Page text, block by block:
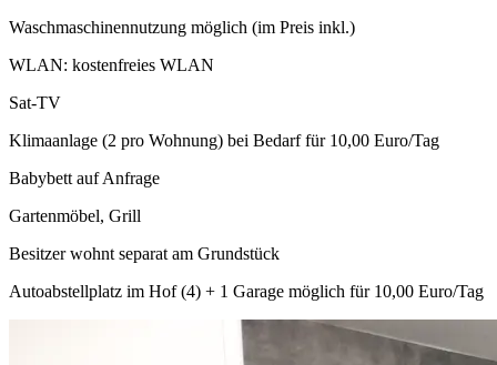
Waschmaschinennutzung möglich (im Preis inkl.)
WLAN: kostenfreies WLAN
Sat-TV
Klimaanlage (2 pro Wohnung) bei Bedarf für 10,00 Euro/Tag
Babybett auf Anfrage
Gartenmöbel, Grill
Besitzer wohnt separat am Grundstück
Autoabstellplatz im Hof (4) + 1 Garage möglich für 10,00 Euro/Tag